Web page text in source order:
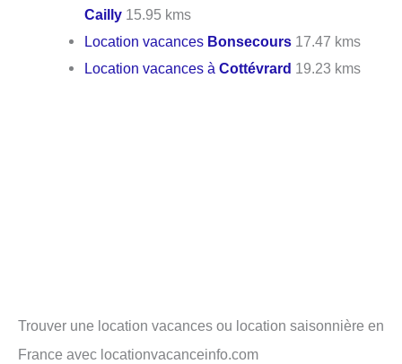
Cailly 15.95 kms
Location vacances Bonsecours 17.47 kms
Location vacances àCottévrard 19.23 kms
Trouver une location vacances ou location saisonnière en
France avec locationvacanceinfo.com